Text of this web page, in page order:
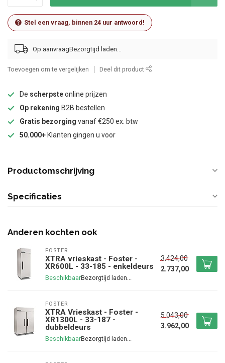
Stel een vraag, binnen 24 uur antwoord!
Op aanvraag
Toevoegen om te vergelijken Deel dit product
De scherpsteonline prijzen
Op rekening B2B bestellen
Gratis bezorging vanaf €250 ex. btw
50.000+ Klanten gingen u voor
Productomschrijving
Specificaties
Anderen kochten ook
FOSTER
XTRA vrieskast - Foster -
XR600L - 33-185 - enkeldeurs
Beschikbaar
3.424,00
2.737,00
FOSTER
XTRA Vrieskast - Foster -
XR1300L - 33-187 -
dubbeldeurs
Beschikbaar
5.043,00
3.962,00